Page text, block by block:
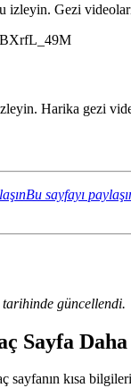
izleyin. Gezi
Harika gezi
Bu sayfayı
güncellendi.
Sayfa Daha
kısa